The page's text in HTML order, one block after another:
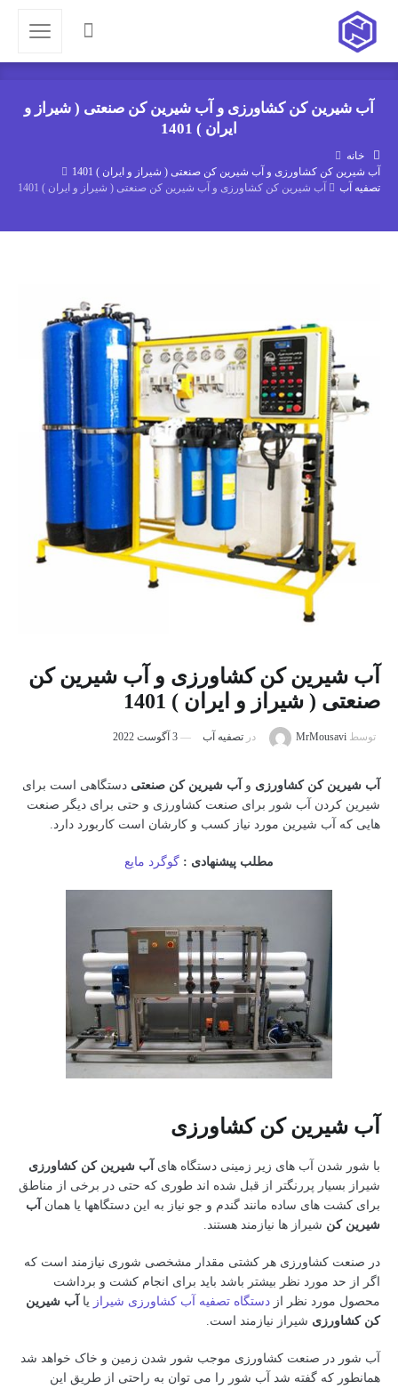
آب شیرین کن کشاورزی و آب شیرین کن صنعتی ( شیراز و
ایران ) 1401
خانه
آب شیرین کن کشاورزی و آب شیرین کن صنعتی ( شیراز و ایران ) 1401
تصفیه آب
آب شیرین کن کشاورزی و آب شیرین کن صنعتی ( شیراز و ایران ) 1401
آب شیرین کن کشاورزی و آب شیرین کن
صنعتی ( شیراز و ایران ) 1401
توسط MrMousavi در تصفیه آب 3 آگوست 2022
آب شیرین کن کشاورزی و آب شیرین کن صنعتی دستگاهی است برای
شیرین کردن آب شور برای صنعت کشاورزی و حتی برای دیگر صنعت
هایی که آب شیرین مورد نیاز کسب و کارشان است کاربورد دارد.
مطلب پیشنهادی : گوگرد مایع
آب شیرین کن کشاورزی
با شور شدن آب های زیر زمینی دستگاه های آب شیرین کن کشاورزی
شیراز بسیار پررنگتر از قبل شده اند طوری که حتی در برخی از مناطق
برای کشت های ساده مانند گندم و جو نیاز به این دستگاهها یا همان آب
شیرین کن شیراز ها نیازمند هستند.
در صنعت کشاورزی هر کشتی مقدار مشخصی شوری نیازمند است که
اگر از حد مورد نظر بیشتر باشد باید برای انجام کشت و برداشت
محصول مورد نظر از دستگاه تصفیه آب کشاورزی شیراز یا آب شیرین
کن کشاورزی شیراز نیازمند است.
آب شور در صنعت کشاورزی موجب شور شدن زمین و خاک خواهد شد
همانطور که گفته شد آب شور را می توان به راحتی از طریق این